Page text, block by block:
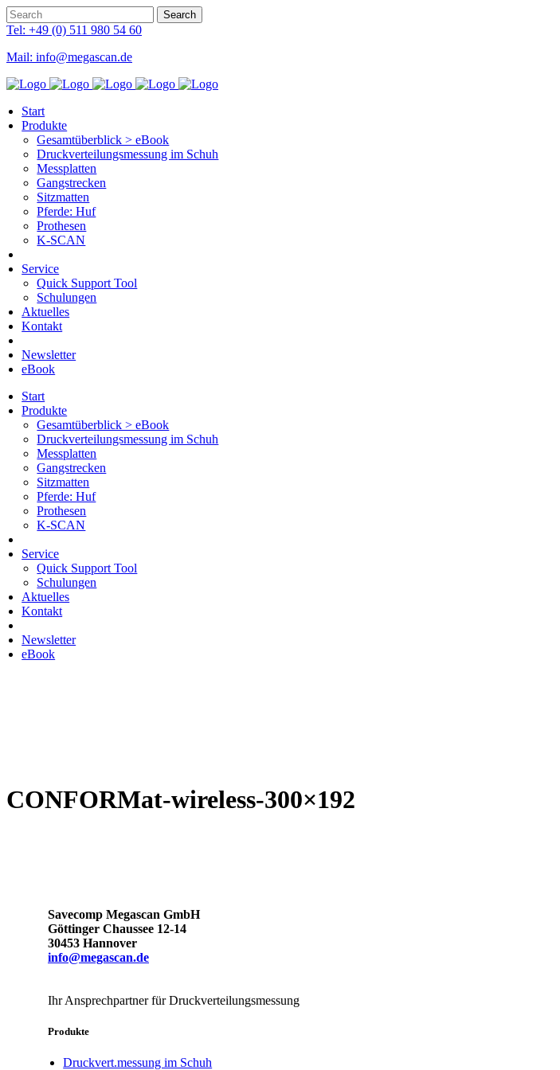
Tel: +49 (0) 511 980 54 60
Mail: info@megascan.de
Start
Produkte
Gesamtüberblick > eBook
Druckverteilungsmessung im Schuh
Messplatten
Gangstrecken
Sitzmatten
Pferde: Huf
Prothesen
K-SCAN
Service
Quick Support Tool
Schulungen
Aktuelles
Kontakt
Newsletter
eBook
Start
Produkte
Gesamtüberblick > eBook
Druckverteilungsmessung im Schuh
Messplatten
Gangstrecken
Sitzmatten
Pferde: Huf
Prothesen
K-SCAN
Service
Quick Support Tool
Schulungen
Aktuelles
Kontakt
Newsletter
eBook
CONFORMat-wireless-300×192
Savecomp Megascan GmbH
Göttinger Chaussee 12-14
30453 Hannover
info@megascan.de
Ihr Ansprechpartner für Druckverteilungsmessung
Produkte
Druckvert.messung im Schuh